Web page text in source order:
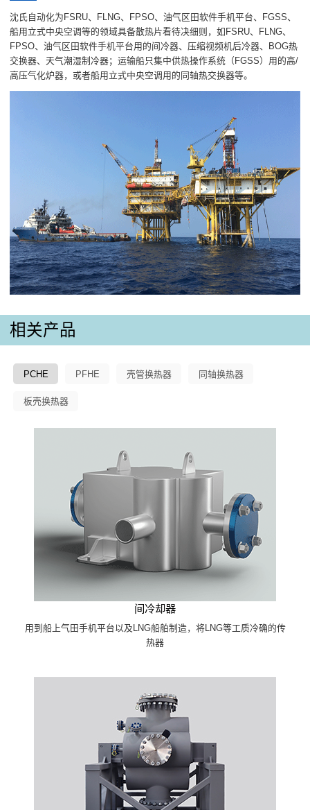
沈氏自动化为FSRU、FLNG、FPSO、油气区田软件手机平台、FGSS、
船用立式中央空调等的领域具备散热片看待决细则，如FSRU、FLNG、
FPSO、油气区田软件手机平台用的间冷器、压缩视频机后冷器、BOG热
交换器、天气潮湿制冷器；运输船只集中供热操作系统（FGSS）用的高/
高压气化炉器，或者船用立式中央空调用的同轴热交换器等。
相关产品
PCHE PFHE 壳管换热器 同轴换热器
板壳换热器
间冷却器
用到船上气田手机平台以及LNG船舶制造，将LNG等工质冷确的传
热器